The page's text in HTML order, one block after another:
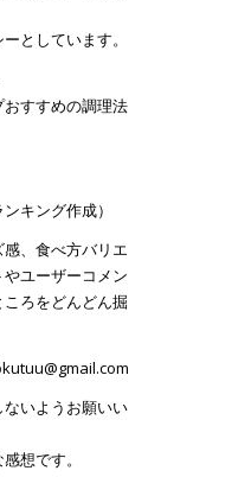
としています。
すすめの調理法
キング作成）
、食べ方バリエ
ユーザーコメン
ろをどんどん掘
いようお願いい
想です。